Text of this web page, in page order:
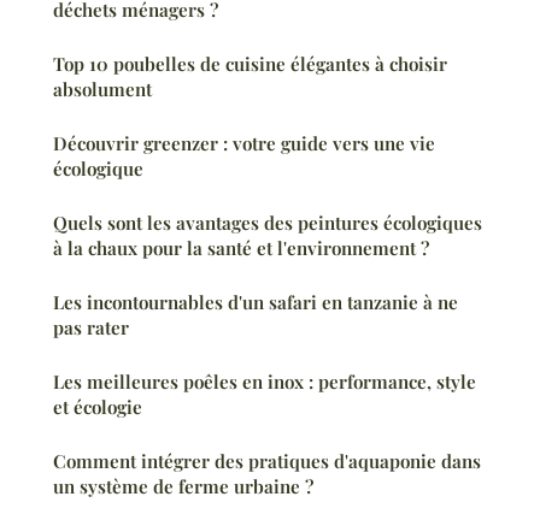
déchets ménagers ?
Top 10 poubelles de cuisine élégantes à choisir
absolument
Découvrir greenzer : votre guide vers une vie
écologique
Quels sont les avantages des peintures écologiques
à la chaux pour la santé et l'environnement ?
Les incontournables d'un safari en tanzanie à ne
pas rater
Les meilleures poêles en inox : performance, style
et écologie
Comment intégrer des pratiques d'aquaponie dans
un système de ferme urbaine ?